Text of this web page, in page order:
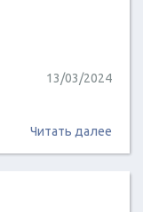
13/03/2024
Читать далее